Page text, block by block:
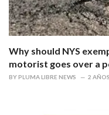
Why should NYS
motorist goes over a
BY PLUMA LIBRE NEWS 2